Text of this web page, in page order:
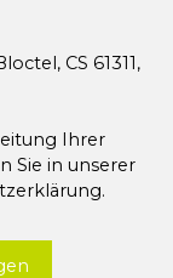
CS 61311,
Ihrer
Sie in unserer
.